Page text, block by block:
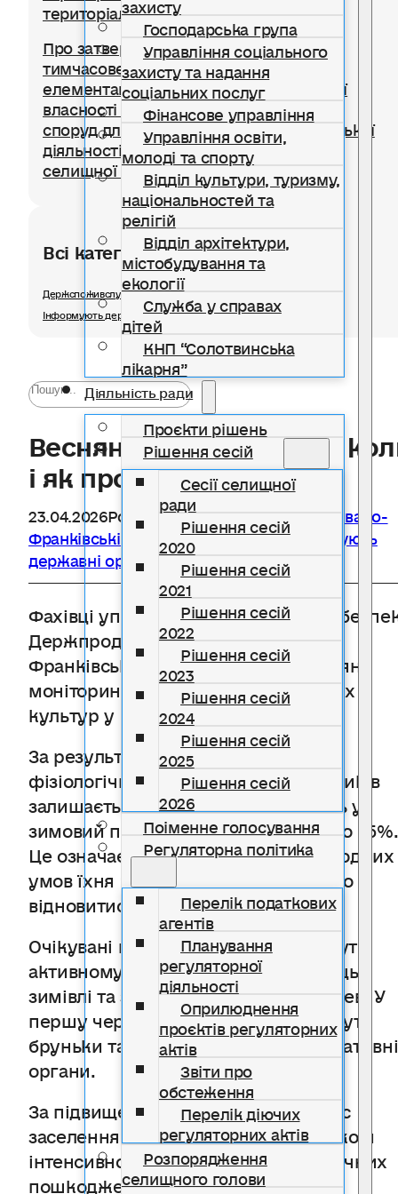
Господарська група
Управління соціального
захисту та надання
соціальних послуг
Фінансове управління
Управління освіти,
молоді та спорту
Відділ культури, туризму,
національностей та
релігій
Відділ архітектури,
містобудування та
екології
Служба у справах
дітей
КНП “Солотвинська
лікарня”
Діяльність ради
Проєкти рішень
Рішення сесій
Сесії селищної
ради
Рішення сесій
2020
Рішення сесій
2021
Рішення сесій
2022
Рішення сесій
2023
Рішення сесій
2024
Рішення сесій
2025
Рішення сесій
2026
Поіменне голосування
Регуляторна політика
Перелік податкових
агентів
Планування
регуляторної
діяльності
Оприлюднення
проєктів регуляторних
актів
Звіти про
обстеження
Перелік діючих
регуляторних актів
Розпорядження
селищного голови
територіальної громади
Про затвердження Положення про
тимчасове користування окремими
елементами благоустрою комунальної
власності для розміщення тимчасових
споруд для провадження підприємницької
діяльності на території Солотвинської
селищної територіальної громади
Всі категорії розділу
Держспоживслужби в Івано-Франківській області інформує
Інформують державні органи
Весняна обробка садів:
і як проводити
23.04.2026РозділДержспоживслужби в Івано-
Франківській області інформує,Інформують
державні органи
Фахівці управління фітосанітарної
Держпродспоживслужба в Івано-
Франківській області провели весняні
моніторингові обстеження плодових
культур у господарствах регіону.
За результатами спостережень,
фізіологічний стан більшості шкідників
залишається задовільним. Загибель у
зимовий період становила від 5% до 25%.
Це означає, що за сприятливих погодних
умов їхня чисельність може швидко
відновитися.
Очікувані погодні умови сприятимуть
активному виходу шкідників із місць
зимівлі та заселенню плодових дерев. У
першу чергу вони пошкоджуватимуть
бруньки та листя, а згодом — генеративні
органи.
За підвищення температури процес
заселення може відбуватися швидко й
інтенсивно, що створює ризики значних
пошкоджень плодових насаджень.